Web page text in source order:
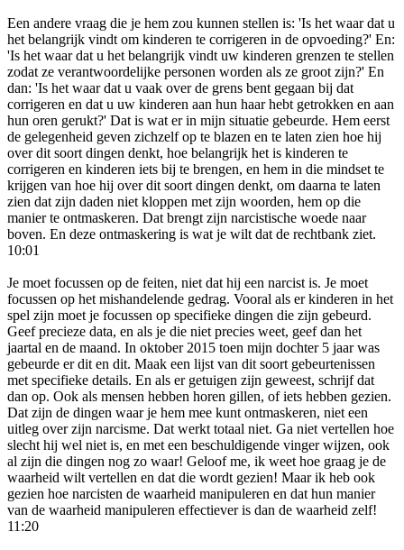
Een andere vraag die je hem zou kunnen stellen is: 'Is het waar dat u
het belangrijk vindt om kinderen te corrigeren in de opvoeding?' En:
'Is het waar dat u het belangrijk vindt uw kinderen grenzen te stellen
zodat ze verantwoordelijke personen worden als ze groot zijn?' En
dan: 'Is het waar dat u vaak over de grens bent gegaan bij dat
corrigeren en dat u uw kinderen aan hun haar hebt getrokken en aan
hun oren gerukt?' Dat is wat er in mijn situatie gebeurde. Hem eerst
de gelegenheid geven zichzelf op te blazen en te laten zien hoe hij
over dit soort dingen denkt, hoe belangrijk het is kinderen te
corrigeren en kinderen iets bij te brengen, en hem in die mindset te
krijgen van hoe hij over dit soort dingen denkt, om daarna te laten
zien dat zijn daden niet kloppen met zijn woorden, hem op die
manier te ontmaskeren. Dat brengt zijn narcistische woede naar
boven. En deze ontmaskering is wat je wilt dat de rechtbank ziet.
10:01
Je moet focussen op de feiten, niet dat hij een narcist is. Je moet
focussen op het mishandelende gedrag. Vooral als er kinderen in het
spel zijn moet je focussen op specifieke dingen die zijn gebeurd.
Geef precieze data, en als je die niet precies weet, geef dan het
jaartal en de maand. In oktober 2015 toen mijn dochter 5 jaar was
gebeurde er dit en dit. Maak een lijst van dit soort gebeurtenissen
met specifieke details. En als er getuigen zijn geweest, schrijf dat
dan op. Ook als mensen hebben horen gillen, of iets hebben gezien.
Dat zijn de dingen waar je hem mee kunt ontmaskeren, niet een
uitleg over zijn narcisme. Dat werkt totaal niet. Ga niet vertellen hoe
slecht hij wel niet is, en met een beschuldigende vinger wijzen, ook
al zijn die dingen nog zo waar! Geloof me, ik weet hoe graag je de
waarheid wilt vertellen en dat die wordt gezien! Maar ik heb ook
gezien hoe narcisten de waarheid manipuleren en dat hun manier
van de waarheid manipuleren effectiever is dan de waarheid zelf!
11:20